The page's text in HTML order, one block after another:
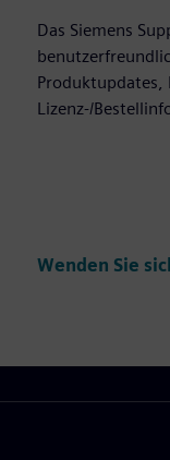
Das Siemens
Produktupdates,
Lizenz-/
Wenden Sie